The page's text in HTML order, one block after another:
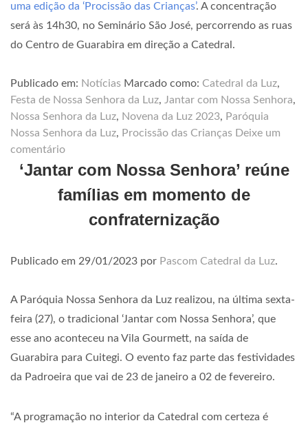
uma edição da ‘Procissão das Crianças’. A concentração
será às 14h30, no Seminário São José, percorrendo as ruas
do Centro de Guarabira em direção a Catedral.
Publicado em: Notícias Marcado como: Catedral da Luz,
Festa de Nossa Senhora da Luz, Jantar com Nossa Senhora,
Nossa Senhora da Luz, Novena da Luz 2023, Paróquia
Nossa Senhora da Luz, Procissão das Crianças Deixe um
comentário
‘Jantar com Nossa Senhora’ reúne
famílias em momento de
confraternização
Publicado em 29/01/2023 por Pascom Catedral da Luz.
A Paróquia Nossa Senhora da Luz realizou, na última sexta-
feira (27), o tradicional ‘Jantar com Nossa Senhora’, que
esse ano aconteceu na Vila Gourmett, na saída de
Guarabira para Cuitegi. O evento faz parte das festividades
da Padroeira que vai de 23 de janeiro a 02 de fevereiro.
“A programação no interior da Catedral com certeza é